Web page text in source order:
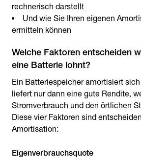
rechnerisch darstellt
Und wie Sie Ihren eigenen
ermitteln können
Welche Faktoren entscheiden
eine Batterie lohnt?
Ein Batteriespeicher amortisiert
liefert nur dann eine gute Rendite,
Stromverbrauch und den örtlichen
Diese vier Faktoren sind
Amortisation:
Eigenverbrauchsquote